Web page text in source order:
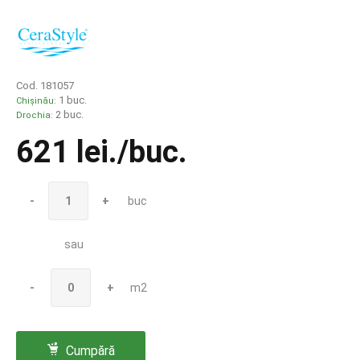
Cod. 181057
Chișinău: 1 buc.
Drochia: 2 buc.
621 lei./buc.
- + buc
sau
- + m2
Cumpără